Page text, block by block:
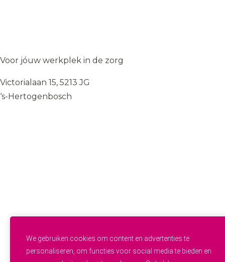
We gebruiken cookies om content en advertenties te
personaliseren, om functies voor social media te bieden en
Voor jóuw werkplek in de zorg
Victorialaan 15, 5213 JG
‘s-Hertogenbosch
Helpende Plus
Zij-instroom